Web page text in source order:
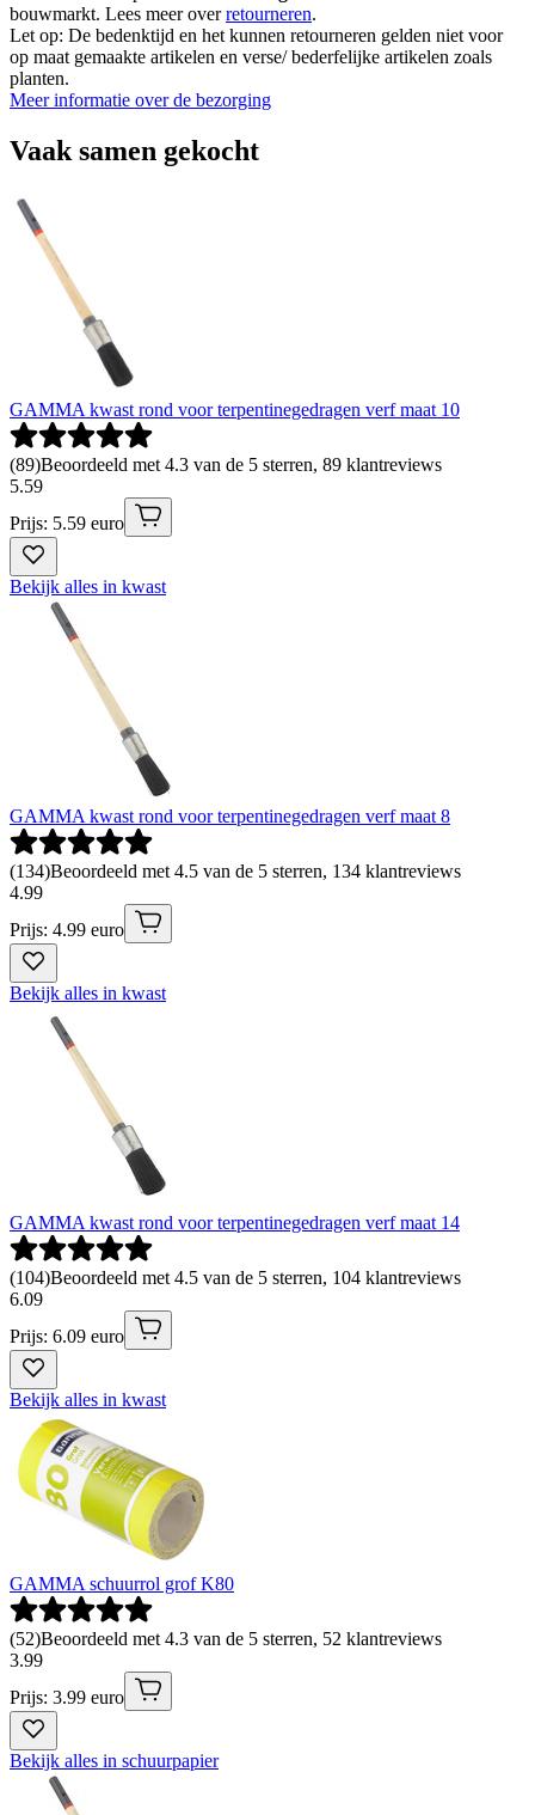
bouwmarkt. Lees meer overretourneren.
Let op: De bedenktijd en het kunnen retourneren gelden niet voor
op maat gemaakte artikelen en verse/ bederfelijke artikelen zoals
planten.
Meer informatie over de bezorging
Vaak samen gekocht
GAMMA kwast rond voor terpentinegedragen verf maat 10
(89)Beoordeeld met 4.3 van de 5 sterren, 89 klantreviews
5.59
Prijs: 5.59 euro
Bekijk alles in kwast
GAMMA kwast rond voor terpentinegedragen verf maat 8
(134)Beoordeeld met 4.5 van de 5 sterren, 134 klantreviews
4.99
Prijs: 4.99 euro
Bekijk alles in kwast
GAMMA kwast rond voor terpentinegedragen verf maat 14
(104)Beoordeeld met 4.5 van de 5 sterren, 104 klantreviews
6.09
Prijs: 6.09 euro
Bekijk alles in kwast
GAMMA schuurrol grof K80
(52)Beoordeeld met 4.3 van de 5 sterren, 52 klantreviews
3.99
Prijs: 3.99 euro
Bekijk alles in schuurpapier